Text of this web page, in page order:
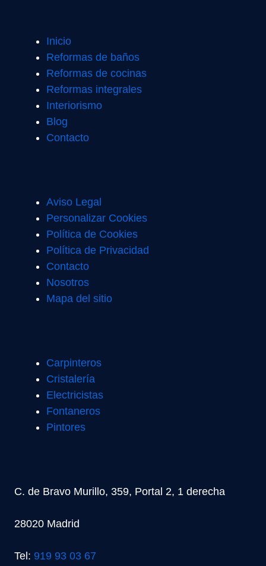
Inicio
Reformas de baños
Reformas de cocinas
Reformas integrales
Interiorismo
Blog
Contacto
Aviso Legal
Personalizar Cookies
Política de Cookies
Política de Privacidad
Contacto
Nosotros
Mapa del sitio
Carpinteros
Cristalería
Electricistas
Fontaneros
Pintores
C. de Bravo Murillo, 359, Portal 2, 1 derecha
28020 Madrid
Tel: 919 93 03 67